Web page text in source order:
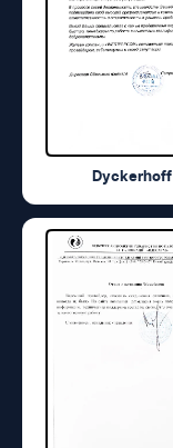
Dyckerhoff